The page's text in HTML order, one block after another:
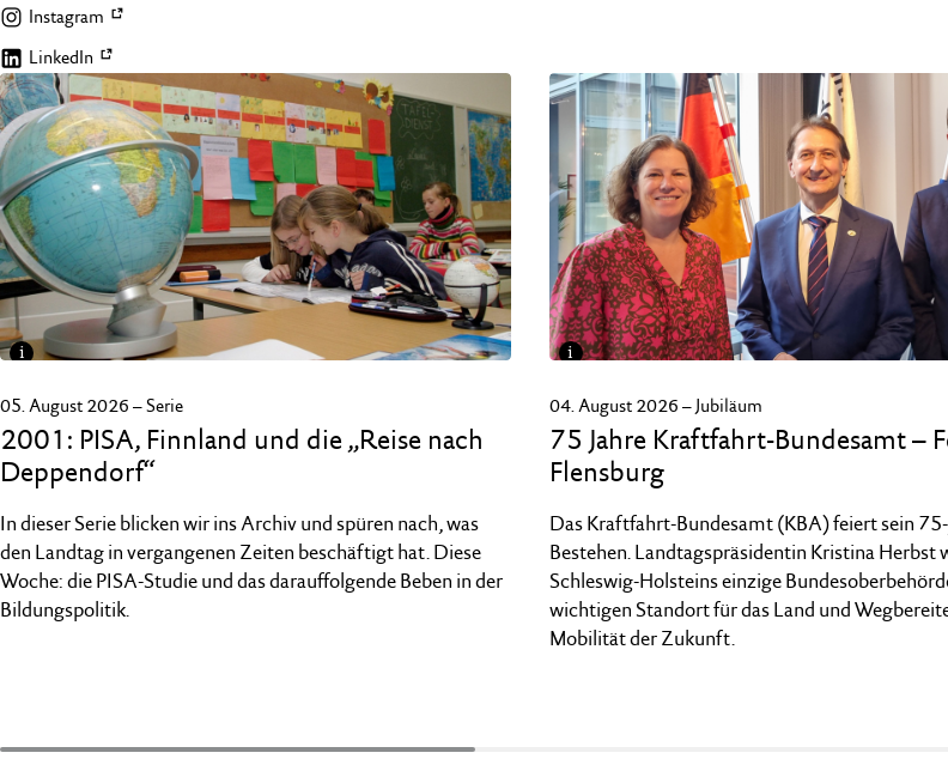
Instagram
LinkedIn
i
erreichte Deutschland unter den geprüften 32 Industrieländern in
verschiedenen Kategorien lediglich die Plätze 20 bis 22
FOTO: STEFAN SAUER, DPA
05. August 2026 – Serie
2001: PISA, Finnland und die „Reise nach
Deppendorf“
In dieser Serie blicken wir ins Archiv und spüren nach, was
den Landtag in vergangenen Zeiten beschäftigt hat. Diese
Woche: die PISA-Studie und das darauffolgende Beben in der
Bildungspolitik.
i
Kristina Herbst mit KBA-Präsident Richard Damm
Stefan Schnorr, Staatssekretär im
FOTO: KRAFTFAHRT-BUNDESAMT
04. August 2026 – Jubiläum
75 Jahre Kraftfahrt-Bundesamt –
Flensburg
Das Kraftfahrt-Bundesamt (KBA) feiert sein
Bestehen. Landtagspräsidentin Kristina Herbst
Schleswig-Holsteins einzige
wichtigen Standort für das Land und
Mobilität der Zukunft.